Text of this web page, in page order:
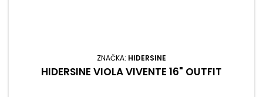
ZNAČKA: HIDERSINE
HIDERSINE VIOLA VIVENTE 16" OUTFIT